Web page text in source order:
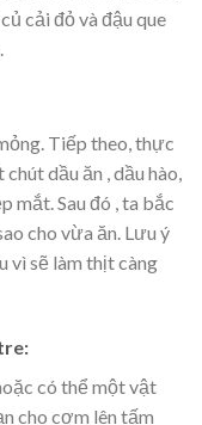
cải đỏ và đậu que
Tiếp theo, thực
dầu ăn , dầu hào,
mắt. Sau đó , ta bắc
cho vừa ăn. Lưu ý
vì sẽ làm thịt càng
có thể một vật
cho cơm lên tấm